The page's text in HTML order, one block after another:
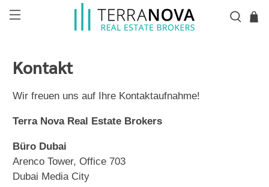
Kontakt
Wir freuen uns auf Ihre Kontaktaufnahme!
Terra Nova Real Estate Brokers
Büro Dubai
Arenco Tower, Office 703
Dubai Media City